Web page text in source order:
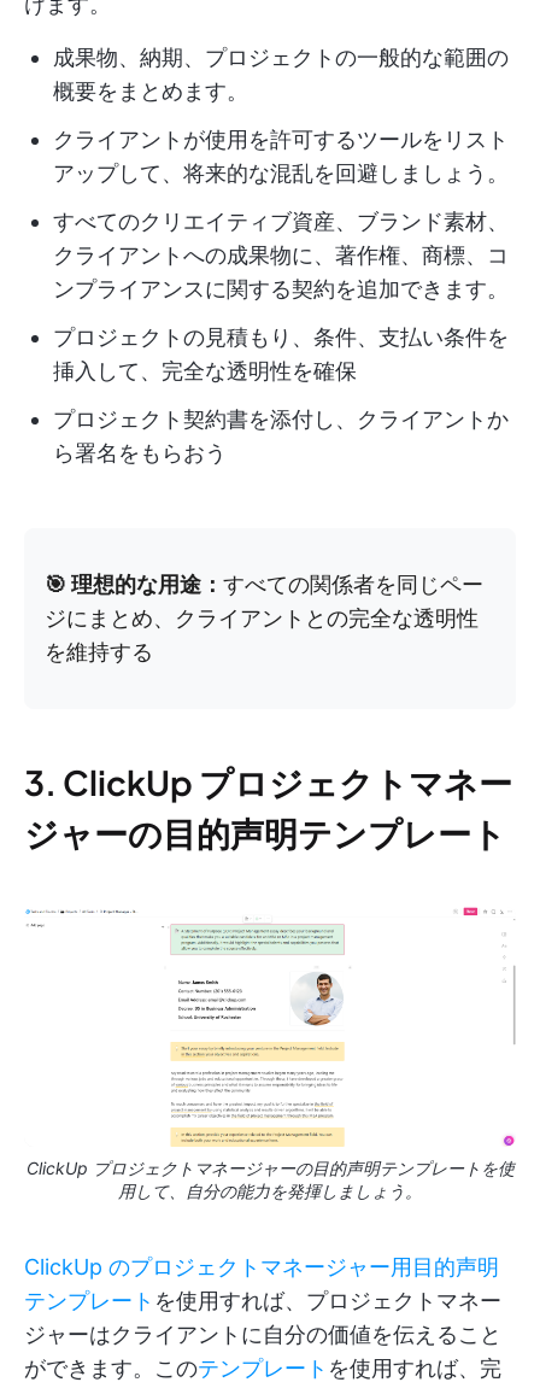
成果物、納期、プロジェクトの一般的な範囲の
概要をまとめます。
クライアントが使用を許可するツールをリスト
アップして、将来的な混乱を回避しましょう。
すべてのクリエイティブ資産、ブランド素材、
クライアントへの成果物に、著作権、商標、コ
ンプライアンスに関する契約を追加できます。
プロジェクトの見積もり、条件、支払い条件を
挿入して、完全な透明性を確保
プロジェクト契約書を添付し、クライアントか
ら署名をもらおう
🎯 理想的な用途： すべての関係者を同じペー
ジにまとめ、クライアントとの完全な透明性
を維持する
3. ClickUp プロジェクトマネー
ジャーの目的声明テンプレート
ClickUp プロジェクトマネージャーの目的声明テンプレートを使
用して、自分の能力を発揮しましょう。
ClickUp のプロジェクトマネージャー用目的声明
テンプレート を使用すれば、プロジェクトマネー
ジャーはクライアントに自分の価値を伝えること
ができます。このテンプレート を使用すれば、完